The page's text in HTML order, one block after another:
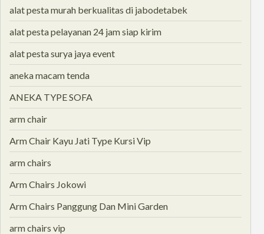
alat pesta murah berkualitas di jabodetabek
alat pesta pelayanan 24 jam siap kirim
alat pesta surya jaya event
aneka macam tenda
ANEKA TYPE SOFA
arm chair
Arm Chair Kayu Jati Type Kursi Vip
arm chairs
Arm Chairs Jokowi
Arm Chairs Panggung Dan Mini Garden
arm chairs vip